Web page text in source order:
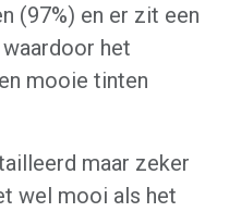
(97%) en er zit een
het
mooie tinten
maar zeker
wel mooi als het